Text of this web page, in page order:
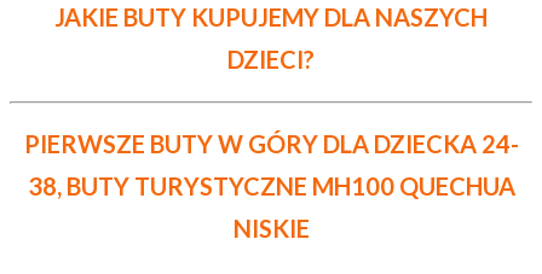
JAKIE BUTY KUPUJEMY DLA NASZYCH
DZIECI?
PIERWSZE BUTY W GÓRY DLA DZIECKA 24-
38, BUTY TURYSTYCZNE MH100 QUECHUA
NISKIE